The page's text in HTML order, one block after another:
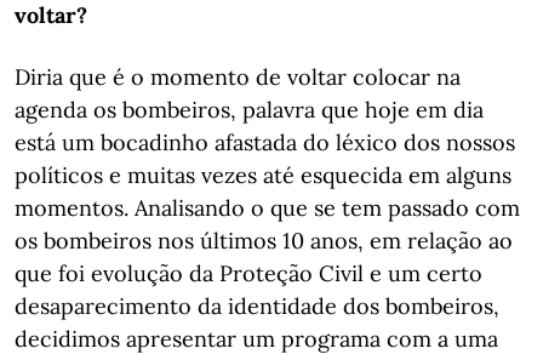
voltar?
Diria que é o momento de voltar colocar na
agenda os bombeiros, palavra que hoje em dia
está um bocadinho afastada do léxico dos nossos
políticos e muitas vezes até esquecida em alguns
momentos. Analisando o que se tem passado com
os bombeiros nos últimos 10 anos, em relação ao
que foi evolução da Proteção Civil e um certo
desaparecimento da identidade dos bombeiros,
decidimos apresentar um programa com a uma